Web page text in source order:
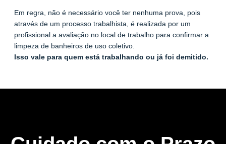
Em regra, não é necessário você ter nenhuma prova, pois
através de um processo trabalhista, é realizada por um
profissional a avaliação no local de trabalho para confirmar a
limpeza de banheiros de uso coletivo.
Isso vale para quem está trabalhando ou já foi demitido.